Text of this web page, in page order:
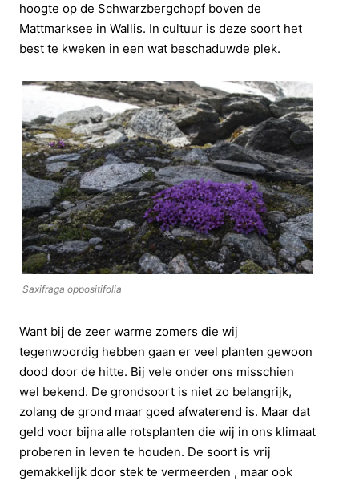
hoogte op de Schwarzbergchopf boven de
Mattmarksee in Wallis. In cultuur is deze soort het
best te kweken in een wat beschaduwde plek.
Saxifraga oppositifolia
Want bij de zeer warme zomers die wij
tegenwoordig hebben gaan er veel planten gewoon
dood door de hitte. Bij vele onder ons misschien
wel bekend. De grondsoort is niet zo belangrijk,
zolang de grond maar goed afwaterend is. Maar dat
geld voor bijna alle rotsplanten die wij in ons klimaat
proberen in leven te houden. De soort is vrij
gemakkelijk door stek te vermeerden , maar ook